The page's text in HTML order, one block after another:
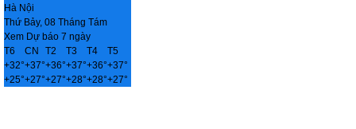
Hà Nội
Thứ Bảy, 08 Tháng Tám
Xem Dự báo 7 ngày
T6
CN T2 T3 T4
T5
+32°+37°+36°+37°+36°+37°
+25°+27°+27°+28°+28°+27°